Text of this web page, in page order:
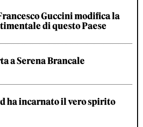
Guccini modifica la
di questo Paese
a Serena Brancale
ha incarnato il vero spirito